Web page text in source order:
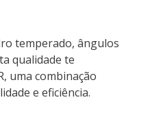
temperado, ângulos
qualidade te
uma combinação
e eficiência.